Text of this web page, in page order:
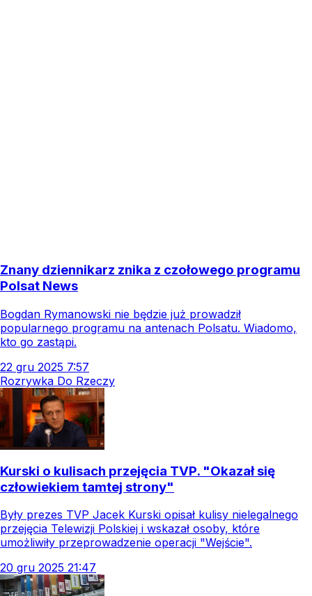
Znany dziennikarz znika z czołowego programu
Polsat News
Bogdan Rymanowski nie będzie już prowadził
popularnego programu na antenach Polsatu. Wiadomo,
kto go zastąpi.
22 gru 2025 7:57
Rozrywka Do Rzeczy
Kurski o kulisach przejęcia TVP. "Okazał się
człowiekiem tamtej strony"
Były prezes TVP Jacek Kurski opisał kulisy nielegalnego
przejęcia Telewizji Polskiej i wskazał osoby, które
umożliwiły przeprowadzenie operacji "Wejście".
20 gru 2025 21:47